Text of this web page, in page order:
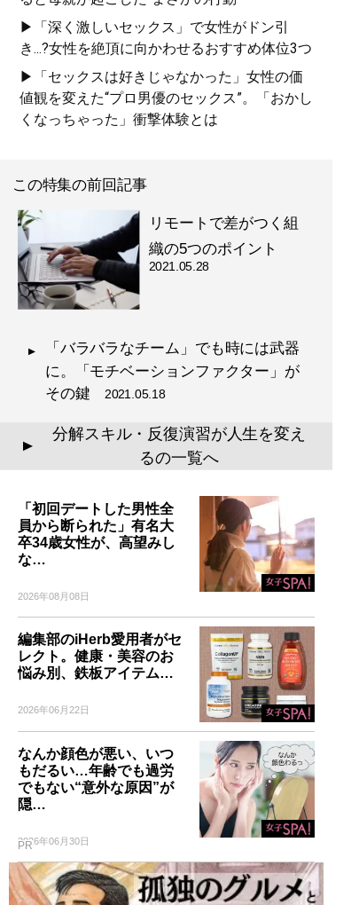
▶「深く激しいセックス」で女性がドン引
き...?女性を絶頂に向かわせるおすすめ体位3つ
▶「セックスは好きじゃなかった」女性の価
値観を変えた“プロ男優のセックス”。「おかし
くなっちゃった」衝撃体験とは
この特集の前回記事
リモートで差がつく組
織の5つのポイント
2021.05.28
「バラバラなチーム」でも時には武器
に。「モチベーションファクター」が
その鍵 2021.05.18
▲
分解スキル・反復演習が人生を変え
るの一覧へ
「初回デートした男性全
員から断られた」有名大
卒34歳女性が、高望みし
な…
2026年08月08日
編集部のiHerb愛用者がセ
レクト。健康・美容のお
悩み別、鉄板アイテム…
2026年06月22日
なんか顔色が悪い、いつ
もだるい…年齢でも過労
でもない“意外な原因”が
隠…
2026年06月30日
PR